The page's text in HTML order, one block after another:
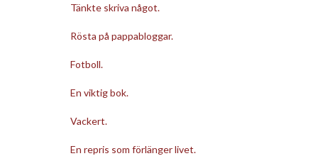
Tänkte skriva något.
Rösta på pappabloggar.
Fotboll.
En viktig bok.
Vackert.
En repris som förlänger livet.